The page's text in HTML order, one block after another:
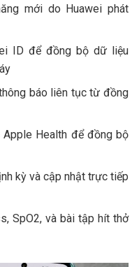
mới do Huawei phát
ID để đồng bộ dữ liệu
báo liên tục từ đồng
Health để đồng bộ
kỳ và cập nhật trực tiếp
SpO2, và bài tập hít thở